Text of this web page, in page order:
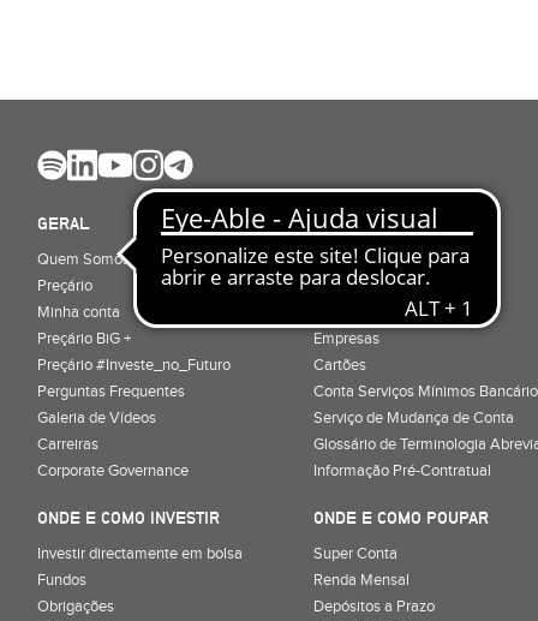
GERAL
Quem Somos
Preçário
Minha conta
Preçário BiG +
Preçário #Investe_no_Futuro
Perguntas Frequentes
Galeria de Vídeos
Carreiras
Corporate Governance
ABRIR CONTA
Porquê ser cliente
Particulares
Júnior (sub-18)
Empresas
Cartões
Conta Serviços Mínimos
Serviço de Mudança de Conta
Glossário de Terminologia
Informação Pré-Contratual
ONDE E COMO INVESTIR
Investir directamente em bolsa
Fundos
Obrigações
ONDE E COMO POUPAR
Super Conta
Renda Mensal
Depósitos a Prazo